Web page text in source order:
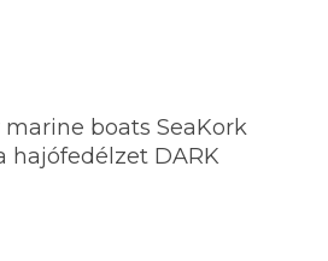
boats SeaKork
hajófedélzet DARK